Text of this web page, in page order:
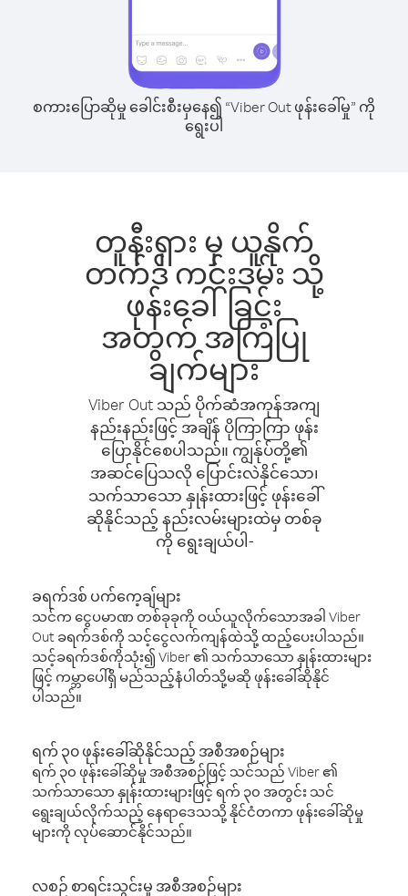
စကားပြောဆိုမှု ခေါင်းစီးမှနေ၍ “Viber Out ဖုန်းခေါ်မှု” ကို
ရွေးပါ
တူနီးရှား မှ ယူနိုက်
တက်ဒ် ကင်းဒမ်း သို့
ဖုန်းခေါ်ခြင်း
အတွက် အကြံပြု
ချက်များ
Viber Out သည် ပိုက်ဆံအကုန်အကျ
နည်းနည်းဖြင့် အချိန် ပိုကြာကြာ ဖုန်း
ပြောနိုင်စေပါသည်။ ကျွန်ုပ်တို့၏
အဆင်ပြေသလို ပြောင်းလဲနိုင်သော၊
သက်သာသော နှုန်းထားဖြင့် ဖုန်းခေါ်
ဆိုနိုင်သည့် နည်းလမ်းများထဲမှ တစ်ခု
ကို ရွေးချယ်ပါ-
ခရက်ဒစ် ပက်ကေ့ချ်များ
သင်က ငွေပမာဏ တစ်ခုခုကို ဝယ်ယူလိုက်သောအခါ Viber
Out ခရက်ဒစ်ကို သင့်ငွေလက်ကျန်ထဲသို့ ထည့်ပေးပါသည်။
သင့်ခရက်ဒစ်ကိုသုံး၍ Viber ၏ သက်သာသော နှုန်းထားများ
ဖြင့် ကမ္ဘာပေါ်ရှိ မည်သည့်နံပါတ်သို့မဆို ဖုန်းခေါ်ဆိုနိုင်
ပါသည်။
ရက် ၃၀ ဖုန်းခေါ်ဆိုနိုင်သည့် အစီအစဉ်များ
ရက် ၃၀ ဖုန်းခေါ်ဆိုမှု အစီအစဉ်ဖြင့် သင်သည် Viber ၏
သက်သာသော နှုန်းထားများဖြင့် ရက် ၃၀ အတွင်း သင်
ရွေးချယ်လိုက်သည့် နေရာဒေသသို့ နိုင်ငံတကာ ဖုန်းခေါ်ဆိုမှု
များကို လုပ်ဆောင်နိုင်သည်။
လစဉ် စာရင်းသွင်းမှု အစီအစဉ်များ